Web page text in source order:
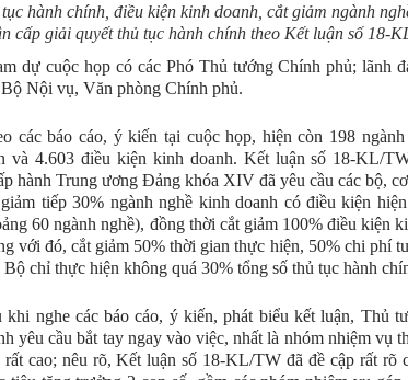
hành chính, điều kiện kinh doanh, cắt giảm ngành
cấp giải quyết thủ tục hành chính theo Kết luận số 18-
dự cuộc họp có các Phó Thủ tướng Chính phủ; lãnh
Nội vụ, Văn phòng Chính phủ.
các báo cáo, ý kiến tại cuộc họp, hiện còn 198
và 4.603 điều kiện kinh doanh. Kết luận số 18-KL/
hành Trung ương Đảng khóa XIV đã yêu cầu các bộ,
tiếp 30% ngành nghề kinh doanh có điều kiện
60 ngành nghề), đồng thời cắt giảm 100% điều kiện
với đó, cắt giảm 50% thời gian thực hiện, 50% chi phí
Bộ chỉ thực hiện không quá 30% tổng số thủ tục hành
khi nghe các báo cáo, ý kiến, phát biểu kết luận, Thủ
yêu cầu bắt tay ngay vào việc, nhất là nhóm nhiệm vụ
rất cao; nêu rõ, Kết luận số 18-KL/TW đã đề cập rất rõ